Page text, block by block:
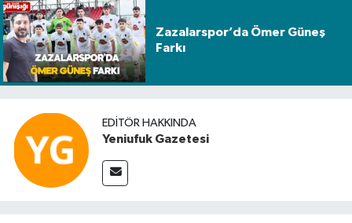
Zazalarspor’da Ömer Güneş
Farkı
EDITÖR HAKKINDA
Yeniufuk Gazetesi